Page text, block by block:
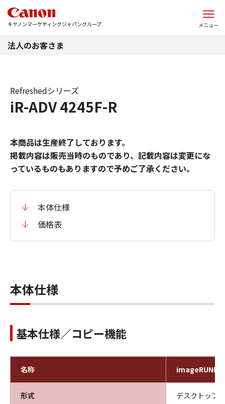
キヤノンマーケティングジャパングループ メニュー
法人のお客さま
iR-ADV 4245F-R
Refreshedシリーズ
本商品は生産終了しております。
掲載内容は販売当時のものであり、記載内容は変更にな
っているものもありますので予めご了承ください。
本体仕様
価格表
本体仕様
基本仕様／コピー機能
名称
形式 デスクトップ